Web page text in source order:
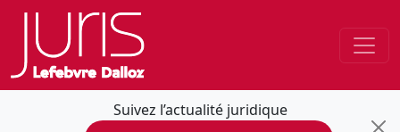
Suivez l’actualité juridique